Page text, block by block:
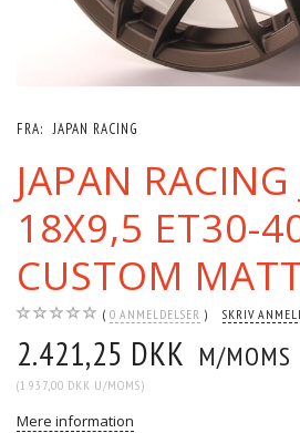
FRA: JAPAN RACING
JAPAN RACING
18X9,5 ET30-
CUSTOM
0 ANMELDELSER SKRIV
2.421,25 DKK M/MOMS
(1.937,00 DKK U/MOMS)
Mere information